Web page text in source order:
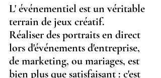
L' événementiel est un véritable
terrain de jeux créatif.
Réaliser des portraits en direct
lors d'événements d'entreprise,
de marketing, ou mariages, est
bien plus que satisfaisant : c'est